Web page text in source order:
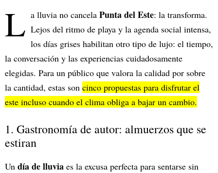
L a lluvia no cancela Punta del Este: la transforma.
Lejos del ritmo de playa y la agenda social intensa,
los días grises habilitan otro tipo de lujo: el tiempo,
la conversación y las experiencias cuidadosamente
elegidas. Para un público que valora la calidad por sobre
la cantidad, estas son cinco propuestas para disfrutar el
este incluso cuando el clima obliga a bajar un cambio.
1. Gastronomía de autor: almuerzos que se
estiran
Un día de lluvia es la excusa perfecta para sentarse sin